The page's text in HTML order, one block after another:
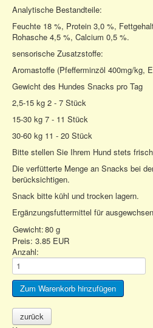
Analytische Bestandteile:
Feuchte 18 %, Protein 3,0 %,
Rohasche 4,5 %, Calcium 0,5 %.
sensorische Zusatzstoffe:
Aromastoffe (Pfefferminzöl 400mg/kg,
Gewicht des Hundes Snacks pro Tag
2,5-15 kg 2 - 7 Stück
15-30 kg 7 - 11 Stück
30-60 kg 11 - 20 Stück
Bitte stellen Sie Ihrem Hund stets
Die verfütterte Menge an Snacks bei
berücksichtigen.
Snack bitte kühl und trocken lagern.
Ergänzungsfuttermittel für
Gewicht:80 g
Preis: 3.85 EUR
Anzahl: